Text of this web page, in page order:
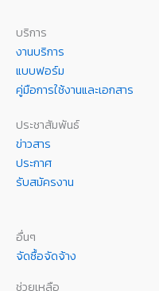
บริการ
งานบริการ
แบบฟอร์ม
คู่มือการใช้งานและเอกสาร
ประชาสัมพันธ์
ข่าวสาร
ประกาศ
รับสมัครงาน
อื่นๆ
จัดซื้อจัดจ้าง
ช่วยเหลือ